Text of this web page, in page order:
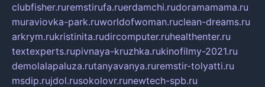
clubfisher.ruremstirufa.ruerdamchi.rudoramamama.ru
muraviovka-park.ruworldofwoman.ruclean-dreams.ru
arkrym.rukristinita.rudircomputer.ruhealthenter.ru
textexperts.rupivnaya-kruzhka.rukinofilmy-2021.ru
demolalapaluza.rutanyavanya.ruremstir-tolyatti.ru
msdip.rujdol.rusokolovr.runewtech-spb.ru